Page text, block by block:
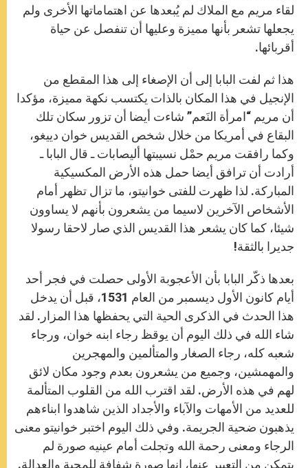
لقاء مريم مع الملاك لم يُبعدها عن اهتماماتها الأخرى ولم
يجعلها تشعر بأنها مميزة وعليها أن تنفصل عن حياة
أقربائها.
هذا ثم لفت البابا إلى أن الإصغاء إلى هذا المقطع من
الإنجيل في هذا المكان بالذات يكتسب نكهة مميزة، مؤكدا
أن مريم “امرأة النَعم” شاءت أيضا أن تزور سكان تلك
البقاع في أمريكا من خلال شخص القديس خوان دييغو،
وكما رافقت مريم حمْل نسيبتها أليصابات ـ قال البابا ـ
أرادت أن ترافق أيضا حمل هذه الأرض المكسيكية
المباركة. لذا ظهرت للفتى خوانيتو، ما تزال تظهر أمام
الأشخاص الآخرين لاسيما من يشعرون بأنهم لا يساوون
شيئا، كما كان يشعر هذا القديس الذي صار لاحقا رسولا
جديرا بالثقة!
بعدها ذكّر البابا بأن الأعجوبة الأولى حصلت في فجر أحد
أيام كانون الأول ديسمبر من العام 1531، قبل أن يدخل
هذا الحدث في الذكرى الحية التي يحفظها هذا المزار. لقد
شاء الله في ذلك اليوم أن يوقظ رجاء ابنه خوان، ورجاء
شعبه كله، رجاء الصغار والمتألمين والمهجرين
والمهمشين، وجميع من يشعرون بعدم وجود مكان لائق
لهم في هذه الأرض. لقد اقترب الله من القلوب المتألمة
للعديد من الأمهات والآباء والأجداد الذين شاهدوا ابناءهم
يذهبون ضحية الجريمة. وفي ذلك اليوم اختبر خوانيتو معنى
الرجاء ومعنى رحمة الله وتجلت أمام عينيه صورة لم
يتمكن من التعبير عنها، إنها صورة شفافة للمحبة والعدالة.